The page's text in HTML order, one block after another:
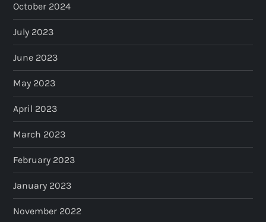
October 2024
July 2023
June 2023
May 2023
April 2023
March 2023
February 2023
January 2023
November 2022